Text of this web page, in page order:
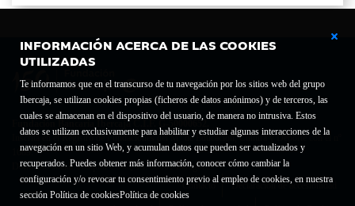
INFORMACIÓN ACERCA DE LAS COOKIES
UTILIZADAS
Te informamos que en el transcurso de tu navegación por los sitios web del grupo
Ibercaja, se utilizan cookies propias (ficheros de datos anónimos) y de terceros, las
cuales se almacenan en el dispositivo del usuario, de manera no intrusiva. Estos
datos se utilizan exclusivamente para habilitar y estudiar algunas interacciones de la
navegación en un sitio Web, y acumulan datos que pueden ser actualizados y
recuperados. Puedes obtener más información, conocer cómo cambiar la
configuración y/o revocar tu consentimiento previo al empleo de cookies, en nuestra
sección Política de cookiesPolítica de cookies
Fundación Bancaria Ibercaja C.I.F. G-50000652.
Inscrita en el Registro de Fundaciones del Mº de Educación, Cultura y Deporte con el nº
1689.
Domicilio social: Joaquín Costa, 13. 50001 Zaragoza.
Contacto
Declaración de accesibilidad